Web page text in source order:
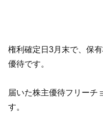
権利確定日3月末で、保
優待です。
届いた株主優待フリーチ
す。